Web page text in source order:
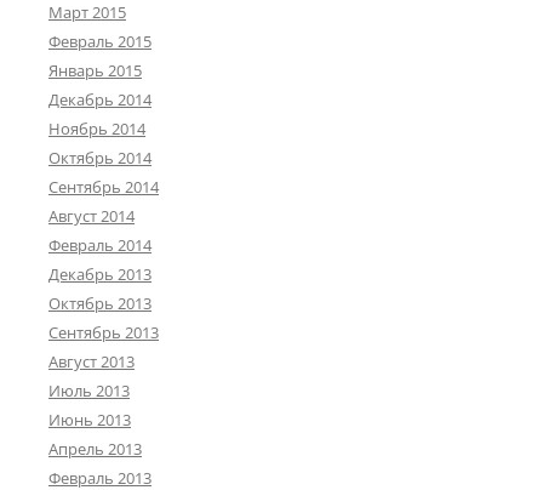
Март 2015
Февраль 2015
Январь 2015
Декабрь 2014
Ноябрь 2014
Октябрь 2014
Сентябрь 2014
Август 2014
Февраль 2014
Декабрь 2013
Октябрь 2013
Сентябрь 2013
Август 2013
Июль 2013
Июнь 2013
Апрель 2013
Февраль 2013